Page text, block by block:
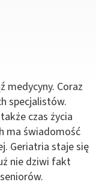
medycyny. Coraz
specjalistów.
czas życia
ma świadomość
Geriatria staje się
nie dziwi fakt